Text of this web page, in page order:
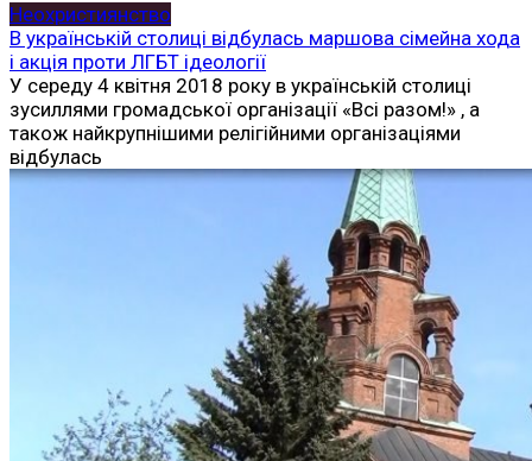
Неохристиянство
В українській столиці відбулась маршова сімейна хода
і акція проти ЛГБТ ідеології
У середу 4 квітня 2018 року в українській столиці
зусиллями громадської організації «Всі разом!» , а
також найкрупнішими релігійними організаціями
відбулась